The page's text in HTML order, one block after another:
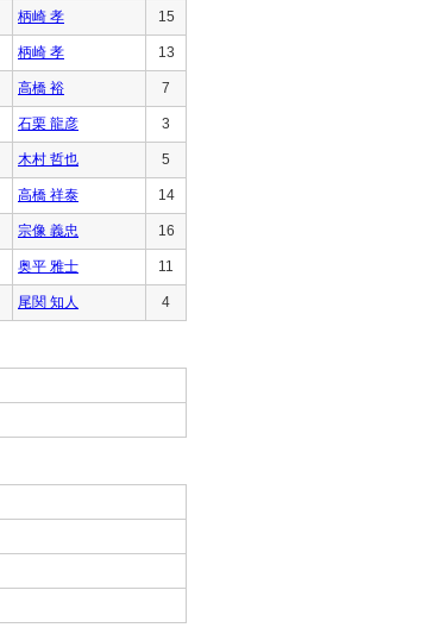
柄崎 孝 15
柄崎 孝 13
高橋 裕 7
石栗 龍彦 3
木村 哲也 5
高橋 祥泰 14
宗像 義忠 16
奥平 雅士 11
尾関 知人 4